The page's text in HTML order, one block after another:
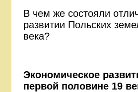
В чем же состояли
развитии Польских
века?
Экономическое
первой половине 19